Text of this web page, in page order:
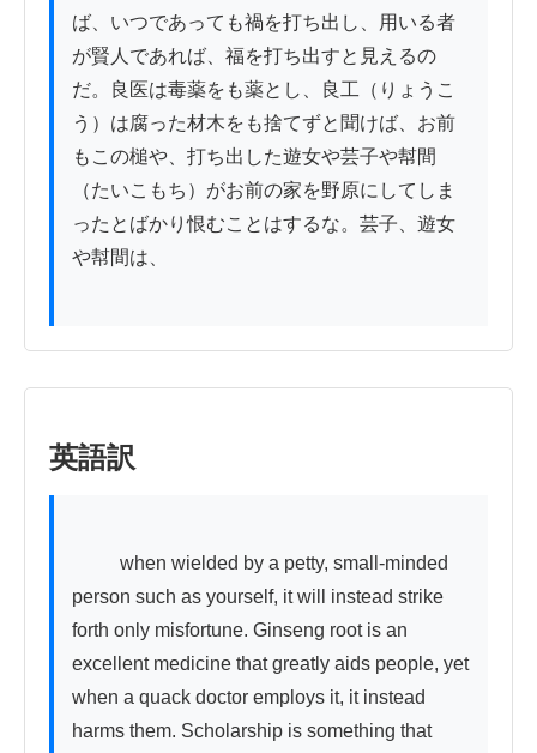
ば、いつであっても禍を打ち出し、用いる者
が賢人であれば、福を打ち出すと見えるの
だ。良医は毒薬をも薬とし、良工（りょうこ
う）は腐った材木をも捨てずと聞けば、お前
もこの槌や、打ち出した遊女や芸子や幇間
（たいこもち）がお前の家を野原にしてしま
ったとばかり恨むことはするな。芸子、遊女
や幇間は、
英語訳
person such as yourself, it will instead strike
forth only misfortune. Ginseng root is an
excellent medicine that greatly aids people, yet
when a quack doctor employs it, it instead
harms them. Scholarship is something that